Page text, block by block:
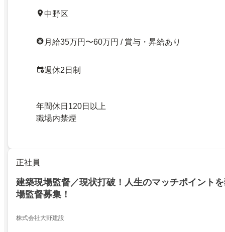
中野区
月給35万円〜60万円 / 賞与・昇給あり
週休2日制
年間休日120日以上
職場内禁煙
正社員
建築現場監督／現状打破！人生のマッチポイント
場監督募集！
株式会社大野建設